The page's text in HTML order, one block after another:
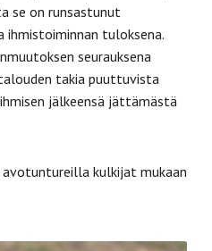
se on runsastunut
tuloksena.
seurauksena
takia puuttuvista
jälkeensä jättämästä
avotuntureilla kulkijat mukaan